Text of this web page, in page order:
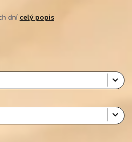
dní celý popis